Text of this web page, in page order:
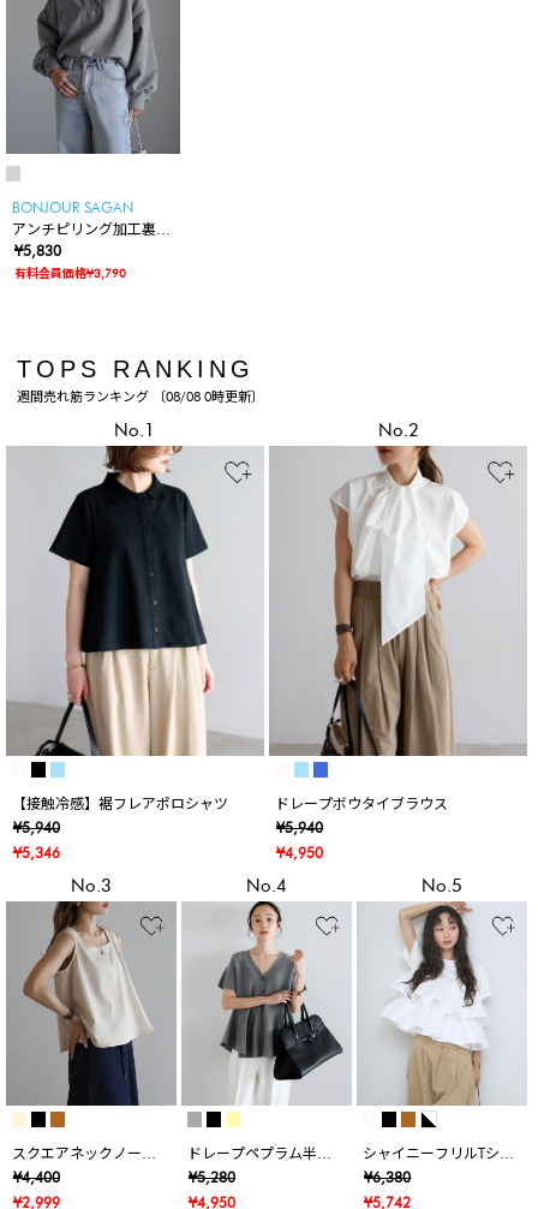
BONJOUR SAGAN
アンチピリング加工裏起
毛ハイネックプルオーバ
ー
¥5,830
有料会員価格¥3,790
TOPS RANKING
週間売れ筋ランキング 〔08/08 0時更新〕
No.1
【接触冷感】裾フレアポロシャツ
¥5,940
¥5,346
No.2
ドレープボウタイブラウス
¥5,940
¥4,950
No.3
スクエアネックノース
リブラウス
¥4,400
¥2,999
No.4
ドレープペプラム半袖
ニットカーデ
¥5,280
¥4,950
No.5
シャイニーフリルTシャ
ツ
¥6,380
¥5,742